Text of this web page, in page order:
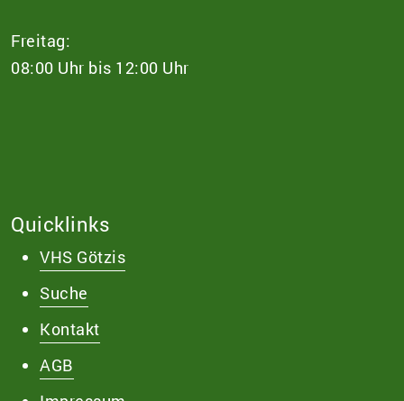
Freitag:
08:00 Uhr bis 12:00 Uhr
Quicklinks
VHS Götzis
Suche
Kontakt
AGB